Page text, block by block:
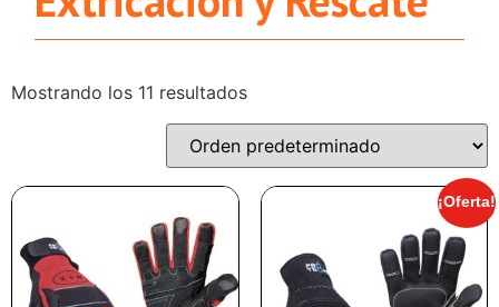
Mostrando los 11 resultados
¡Oferta!